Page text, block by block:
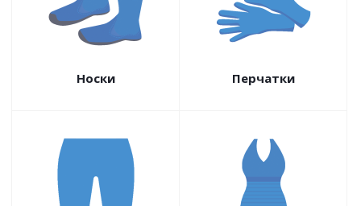
Носки Перчатки